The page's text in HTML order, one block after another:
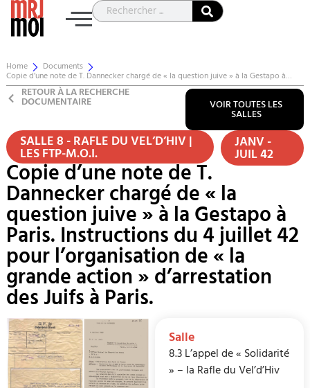
Home Documents
Copie d’une note de T. Dannecker chargé de « la question juive » à la Gestapo à…
RETOUR À LA RECHERCHE
DOCUMENTAIRE VOIR TOUTES LES
SALLES
SALLE 8 - RAFLE DU VEL’D’HIV |
LES FTP-M.O.I. JANV -
JUIL 42
Copie d’une note de T.
Dannecker chargé de « la
question juive » à la Gestapo à
Paris. Instructions du 4 juillet 42
pour l’organisation de « la
grande action » d’arrestation
des Juifs à Paris.
Salle
8.3 L’appel de « Solidarité
» – la Rafle du Vel’d’Hiv